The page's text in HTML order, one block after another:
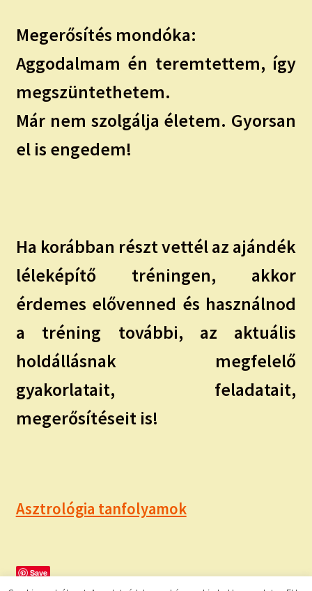
Megerősítés mondóka:
Aggodalmam én teremtettem, így
megszüntethetem.
Már nem szolgálja életem. Gyorsan
el is engedem!
Ha korábban részt vettél az ajándék
léleképítő tréningen, akkor
érdemes elővenned és használnod
a tréning további, az aktuális
holdállásnak megfelelő
gyakorlatait, feladatait,
megerősítéseit is!
Asztrológia tanfolyamok
Save